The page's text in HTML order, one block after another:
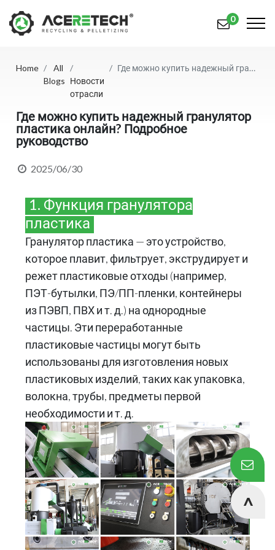
Продукция
Решения
Связаться с нами
简体中文 English (US)
русский язык Español
0
Home
All
Blogs Новости
отрасли
Где можно купить надежный гранулятор пластика онлайн? Подробное руководство
Где можно купить надежный гранулятор
пластика онлайн? Подробное
руководство
2025/06/30
1. Функция гранулятора
пластика
Гранулятор пластика — это устройство,
которое плавит, фильтрует, экструдирует и
режет пластиковые отходы (например,
ПЭТ-бутылки, ПЭ/ПП-пленки, контейнеры
из ПЭВП, ПВХ и т. д.) на однородные
частицы. Эти переработанные
пластиковые частицы могут быть
использованы для изготовления новых
пластиковых изделий, таких как упаковка,
волокна, трубы, предметы первой
необходимости и т. д.